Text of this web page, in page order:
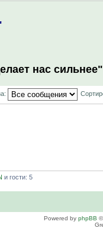
нас сильнее"
и гости: 5
Powered by phpBB